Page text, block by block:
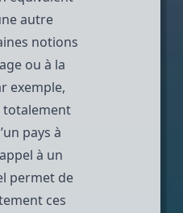
autre
notions
ou à la
exemple,
totalement
pays à
à un
permet de
ces